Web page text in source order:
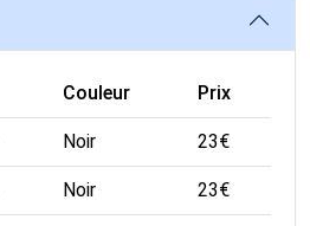
Couleur Prix
Noir 23€
Noir 23€